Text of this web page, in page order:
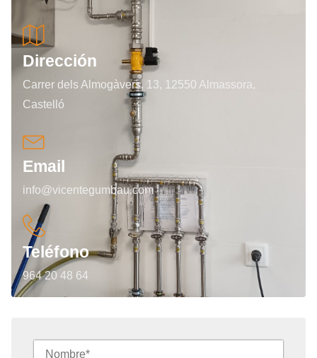
Dirección
Carrer dels Almogàvers, 13, 12550 Almassora,
Castelló
Email
info@vicentegumbau.com
Teléfono
964 20 48 64